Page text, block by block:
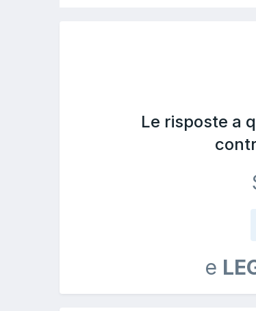
Le risposte a
e